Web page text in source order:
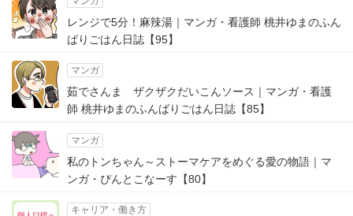
レンジで5分！麻辣湯｜マンガ・看護師 桃井ゆまのふん
ばりごはん日誌【95】
マンガ
茹でさんま ザクザクだいこんソース｜マンガ・看護
師 桃井ゆまのふんばりごはん日誌【85】
マンガ
私のトンちゃん～ストーマケアをめぐる愛の物語｜マ
ンガ・ぴんとこなーす【80】
キャリア・働き方